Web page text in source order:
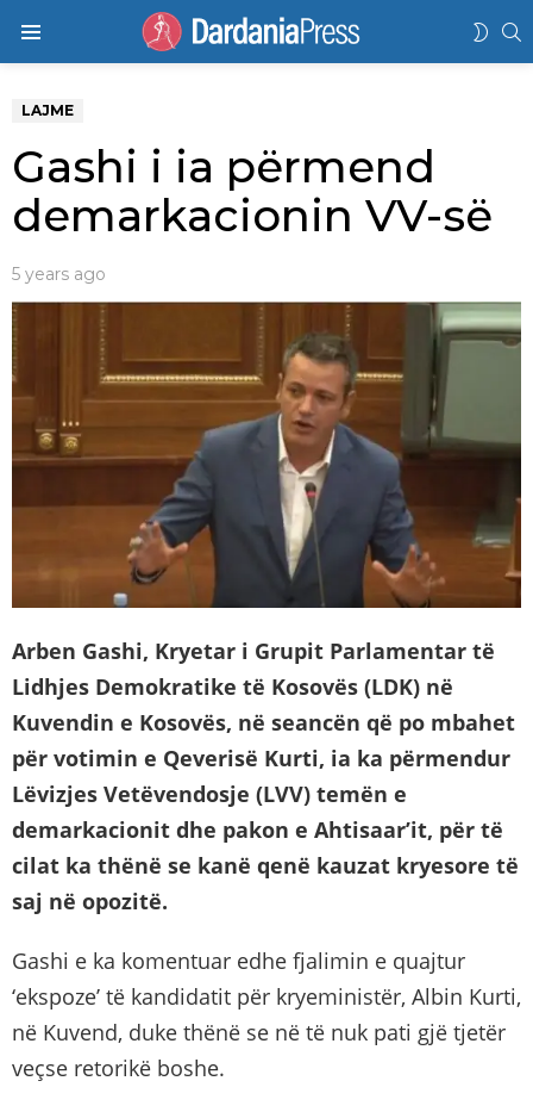
LAJME
Gashi i ia përmend
demarkacionin VV-së
5 years ago
Arben Gashi, Kryetar i Grupit Parlamentar të
Lidhjes Demokratike të Kosovës (LDK) në
Kuvendin e Kosovës, në seancën që po mbahet
për votimin e Qeverisë Kurti, ia ka përmendur
Lëvizjes Vetëvendosje (LVV) temën e
demarkacionit dhe pakon e Ahtisaar’it, për të
cilat ka thënë se kanë qenë kauzat kryesore të
saj në opozitë.
Gashi e ka komentuar edhe fjalimin e quajtur
‘ekspoze’ të kandidatit për kryeministër, Albin Kurti,
në Kuvend, duke thënë se në të nuk pati gjë tjetër
veçse retorikë boshe.